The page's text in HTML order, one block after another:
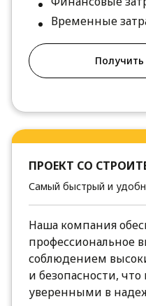
Временные
ПРОЕКТ СО
Самый быстрый и
Наша компания
профессиональное
соблюдением
и безопасности,
уверенными в